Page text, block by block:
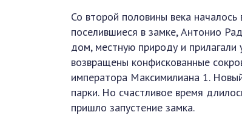
Со второй половины века
поселившиеся в замке, Антонио
дом, местную природу и прилагали
возвращены конфискованные
императора Максимилиана 1.
парки. Но счастливое время
пришло запустение замка.